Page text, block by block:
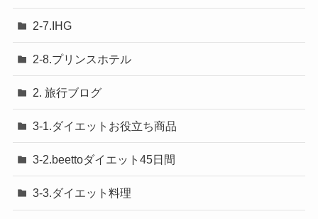
2-7.IHG
2-8.プリンスホテル
2. 旅行ブログ
3-1.ダイエットお役立ち商品
3-2.beettoダイエット45日間
3-3.ダイエット料理